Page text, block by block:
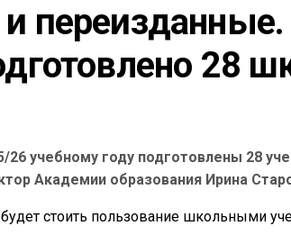
28
26 учебному году подготовлены 28
Академии образования Ирина
стоить пользование школьными